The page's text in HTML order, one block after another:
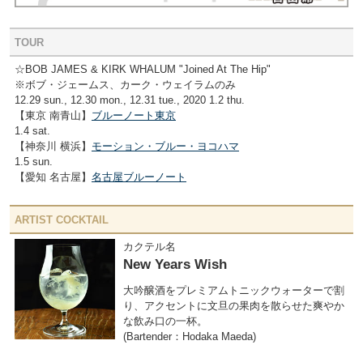
TOUR
☆BOB JAMES & KIRK WHALUM "Joined At The Hip"
※ボブ・ジェームス、カーク・ウェイラムのみ
12.29 sun., 12.30 mon., 12.31 tue., 2020 1.2 thu.
【東京 南青山】 ブルーノート東京
1.4 sat.
【神奈川 横浜】 モーション・ブルー・ヨコハマ
1.5 sun.
【愛知 名古屋】 名古屋ブルーノート
ARTIST COCKTAIL
カクテル名
New Years Wish
大吟醸酒をプレミアムトニックウォーターで割
り、アクセントに文旦の果肉を散らせた爽やか
な飲み口の一杯。
(Bartender：Hodaka Maeda)